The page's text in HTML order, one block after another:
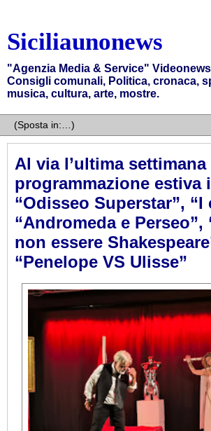
Siciliaunonews
"Agenzia Media & Service"
Consigli comunali, Politica, cronaca,
musica, cultura, arte, mostre.
Al via l’ultima
programmazione estiva
“Odisseo Superstar”, “I
“Andromeda e Perseo”,
non essere
“Penelope VS Ulisse”